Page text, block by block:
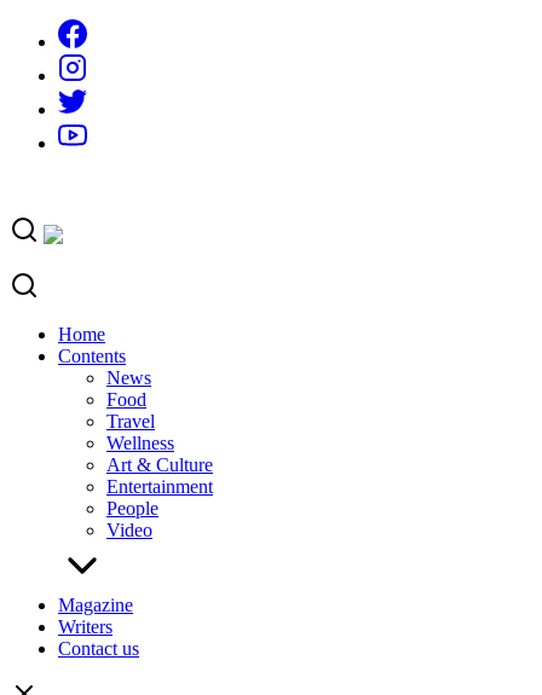
content
Home
Contents
News
Food
Travel
Wellness
Art & Culture
Entertainment
People
Video
Magazine
Writers
Contact us